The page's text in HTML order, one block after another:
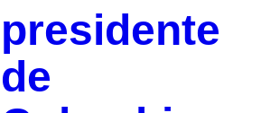
presidente
de